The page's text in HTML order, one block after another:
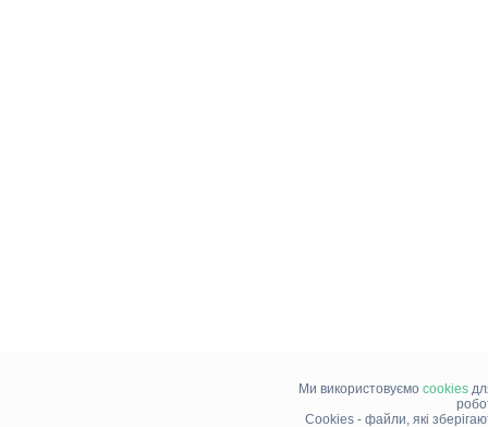
Ми використовуємо cookies
Cookies - файли, які